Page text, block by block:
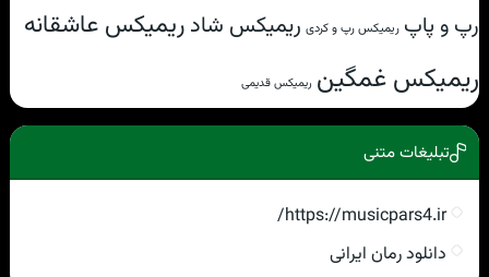
رپ و پاپ ریمیکس رپ و کردی ریمیکس شادریمیکس عاشقانه
ریمیکس غمگین ریمیکس قدیمی
تبلیغات متنی
https://musicpars4.ir/
دانلود رمان ایرانی